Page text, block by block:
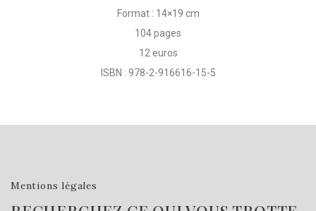
Format : 14×19 cm
104 pages
12 euros
ISBN : 978-2-916616-15-5
Mentions légales